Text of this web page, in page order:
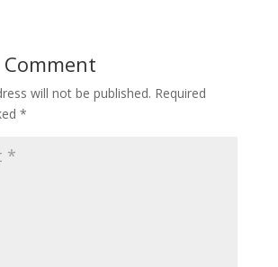
will not be published. Required
*